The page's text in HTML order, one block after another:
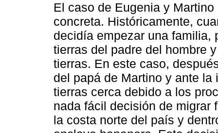
El caso de Eugenia y
concreta. Históricamente,
decidía empezar una familia,
tierras del padre del hombre
tierras. En este caso,
del papá de Martino y ante
tierras cerca debido a los
nada fácil decisión de migrar
la costa norte del país y